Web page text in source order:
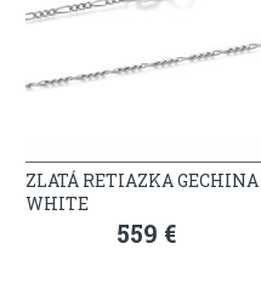
ZLATÁ RETIAZKA GECHINA
WHITE
559 €